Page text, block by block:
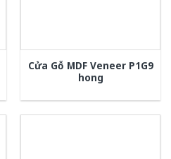
Cửa Gỗ MDF Veneer P1G9
hong